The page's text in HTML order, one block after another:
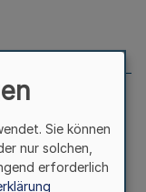
vom
Sie können
nur solchen,
erforderlich